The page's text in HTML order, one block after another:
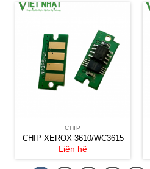
799,000₫.
CHIP
CHIP XEROX 3610/WC3615
Liên hệ